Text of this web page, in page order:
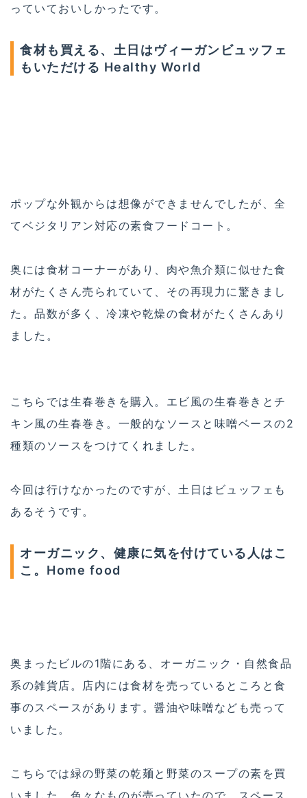
っていておいしかったです。
食材も買える、土日はヴィーガンビュッフェ
もいただける Healthy World
ポップな外観からは想像ができませんでしたが、全
てベジタリアン対応の素食フードコート。
奥には食材コーナーがあり、肉や魚介類に似せた食
材がたくさん売られていて、その再現力に驚きまし
た。品数が多く、冷凍や乾燥の食材がたくさんあり
ました。
こちらでは生春巻きを購入。エビ風の生春巻きとチ
キン風の生春巻き。一般的なソースと味噌ベースの2
種類のソースをつけてくれました。
今回は行けなかったのですが、土日はビュッフェも
あるそうです。
オーガニック、健康に気を付けている人はこ
こ。Home food
奥まったビルの1階にある、オーガニック・自然食品
系の雑貨店。店内には食材を売っているところと食
事のスペースがあります。醤油や味噌なども売って
いました。
こちらでは緑の野菜の乾麺と野菜のスープの素を買
いました。色々なものが売っていたので、スペース